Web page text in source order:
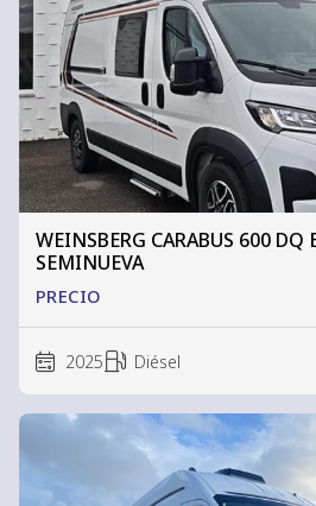
WEINSBERG CARABUS 600
SEMINUEVA
PRECIO
2025 Diésel